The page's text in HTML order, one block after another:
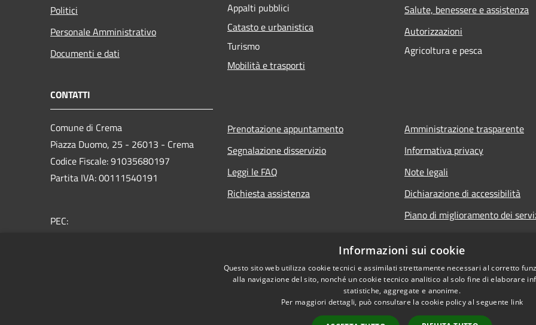
Politici
Personale Amministrativo
Documenti e dati
Appalti pubblici
Catasto e urbanistica
Turismo
Mobilità e trasporti
Salute, benessere e assistenza
Autorizzazioni
Agricoltura e pesca
CONTATTI
Comune di Crema
Piazza Duomo, 25 - 26013 - Crema
Codice Fiscale: 91035680197
Partita IVA: 00111540191
PEC:
Prenotazione appuntamento
Segnalazione disservizio
Leggi le FAQ
Richiesta assistenza
Amministrazione trasparente
Informativa privacy
Note legali
Dichiarazione di accessibilità
Piano di miglioramento dei
Informazioni sui cookie
Questo sito web utilizza cookie tecnici e assimilati strettamente necessari al corretto
alla navigazione del sito, nonché un cookie tecnico analitico al solo fine di elaborare
statistiche, aggregate e anonime.
Per maggiori dettagli, può consultare la cookie policy al seguente link